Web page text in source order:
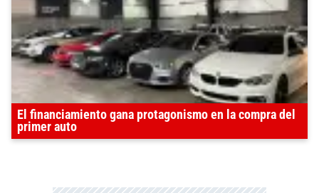
El financiamiento gana protagonismo en la compra del
primer auto